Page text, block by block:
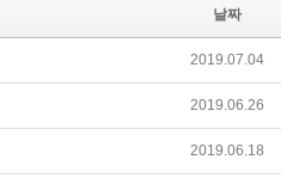
날짜
2019.07.04
2019.06.26
2019.06.18